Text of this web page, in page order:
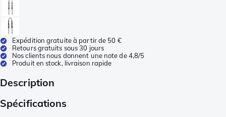
Expédition gratuite à partir de 50 €
Retours gratuits sous 30 jours
Nos clients nous donnent une note de 4,8/5
Produit en stock, livraison rapide
Description
Spécifications